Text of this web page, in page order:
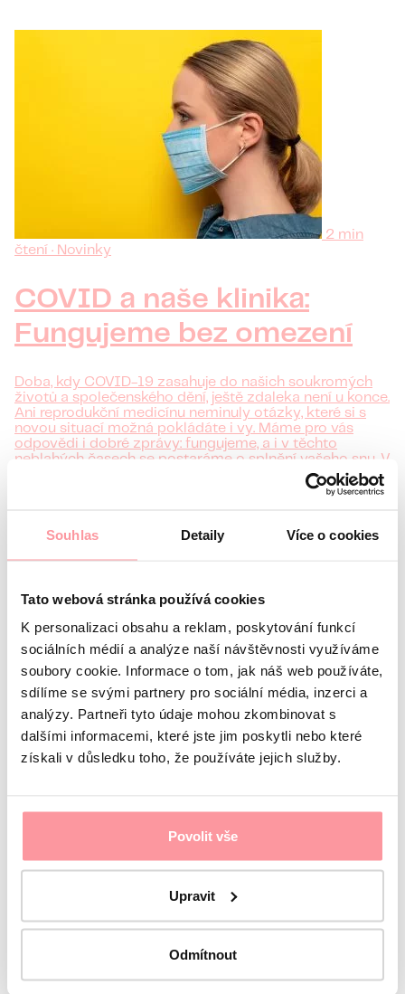
Souhlas Detaily Více o cookies
Tato webová stránka používá cookies
K personalizaci obsahu a reklam, poskytování funkcí
sociálních médií a analýze naší návštěvnosti využíváme
soubory cookie. Informace o tom, jak náš web používáte,
sdílíme se svými partnery pro sociální média, inzerci a
analýzy. Partneři tyto údaje mohou zkombinovat s
dalšími informacemi, které jste jim poskytli nebo které
získali v důsledku toho, že používáte jejich služby.
Povolit vše
Upravit
Odmítnout
2 min
čtení · Novinky
COVID a naše klinika:
Fungujeme bez omezení
Doba, kdy COVID-19 zasahuje do našich soukromých
životů a společenského dění, ještě zdaleka není u konce.
Ani reprodukční medicínu neminuly otázky, které si s
novou situací možná pokládáte i vy. Máme pro vás
odpovědi i dobré zprávy: fungujeme, a i v těchto
neblahých časech se postaráme o splnění vašeho snu. V
3 min
nepostradatelný úkol při
umělém oplodnění
dítě přirozenou cestou, roste i počet zájemců